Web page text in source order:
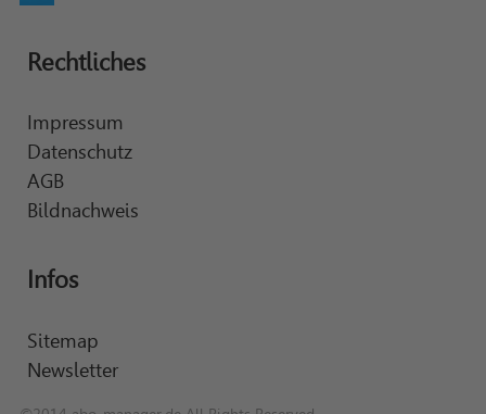
Rechtliches
Impressum
Datenschutz
AGB
Bildnachweis
Infos
Sitemap
Newsletter